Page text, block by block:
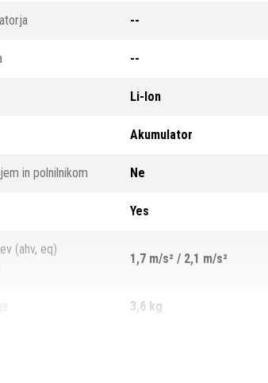
--
--
Li-Ion
Akumulator
in polnilnikom Ne
Yes
(ahv, eq)
1,7 m/s² / 2,1 m/s²
3,6 kg